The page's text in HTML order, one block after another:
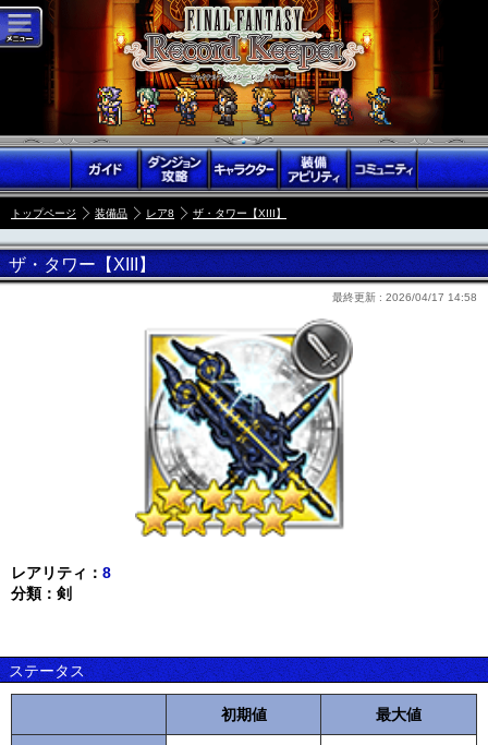
トップページ 装備品 レア8 ザ・タワー【XIII】
ザ・タワー【XIII】
最終更新 : 2026/04/17 14:58
レアリティ： 8
分類：剣
ステータス
初期値 最大値